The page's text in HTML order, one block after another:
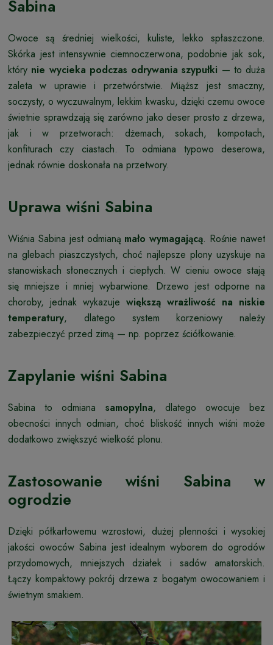
Sabina
Owoce są średniej wielkości, kuliste, lekko spłaszczone.
Skórka jest intensywnie ciemnoczerwona, podobnie jak sok,
który nie wycieka podczas odrywania szypułki — to duża
zaleta w uprawie i przetwórstwie. Miąższ jest smaczny,
soczysty, o wyczuwalnym, lekkim kwasku, dzięki czemu owoce
świetnie sprawdzają się zarówno jako deser prosto z drzewa,
jak i w przetworach: dżemach, sokach, kompotach,
konfiturach czy ciastach. To odmiana typowo deserowa,
jednak równie doskonała na przetwory.
Uprawa wiśni Sabina
Wiśnia Sabina jest odmianą mało wymagającą. Rośnie nawet
na glebach piaszczystych, choć najlepsze plony uzyskuje na
stanowiskach słonecznych i ciepłych. W cieniu owoce stają
się mniejsze i mniej wybarwione. Drzewo jest odporne na
choroby, jednak wykazuje większą wrażliwość na niskie
temperatury, dlatego system korzeniowy należy
zabezpieczyć przed zimą — np. poprzez ściółkowanie.
Zapylanie wiśni Sabina
Sabina to odmiana samopylna, dlatego owocuje bez
obecności innych odmian, choć bliskość innych wiśni może
dodatkowo zwiększyć wielkość plonu.
Zastosowanie wiśni Sabina w
ogrodzie
Dzięki półkarłowemu wzrostowi, dużej plenności i wysokiej
jakości owoców Sabina jest idealnym wyborem do ogrodów
przydomowych, mniejszych działek i sadów amatorskich.
Łączy kompaktowy pokrój drzewa z bogatym owocowaniem i
świetnym smakiem.